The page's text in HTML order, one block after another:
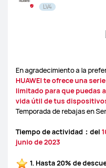
LV4
En agradecimiento a la
HUAWEI te ofrece una
limitado para que puedas
vida útil de tus
Temporada de rebajas en
Tiempo de actividad：del
junio de 2023
1. Hasta 20% de